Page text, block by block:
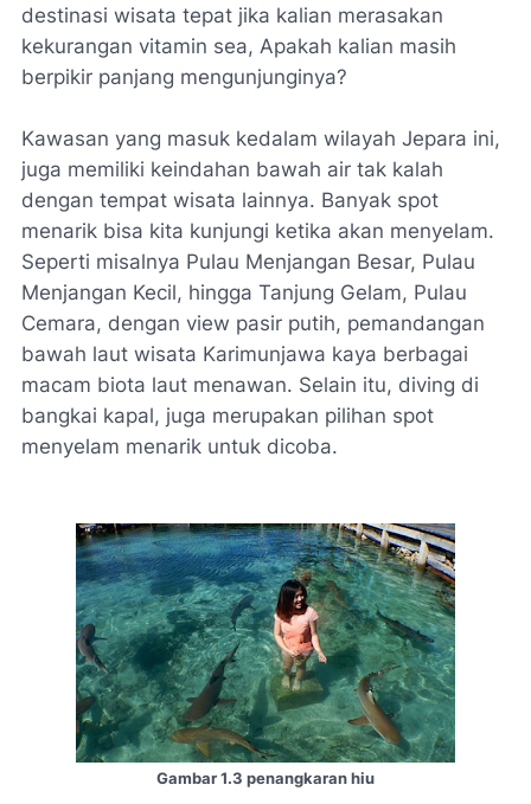
destinasi wisata tepat jika kalian merasakan
kekurangan vitamin sea, Apakah kalian masih
berpikir panjang mengunjunginya?
Kawasan yang masuk kedalam wilayah Jepara ini,
juga memiliki keindahan bawah air tak kalah
dengan tempat wisata lainnya. Banyak spot
menarik bisa kita kunjungi ketika akan menyelam.
Seperti misalnya Pulau Menjangan Besar, Pulau
Menjangan Kecil, hingga Tanjung Gelam, Pulau
Cemara, dengan view pasir putih, pemandangan
bawah laut wisata Karimunjawa kaya berbagai
macam biota laut menawan. Selain itu, diving di
bangkai kapal, juga merupakan pilihan spot
menyelam menarik untuk dicoba.
Gambar 1.3 penangkaran hiu